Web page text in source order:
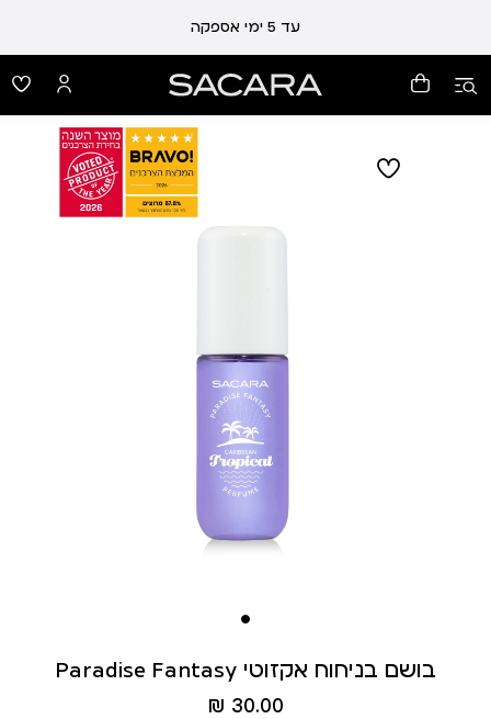
עד 5 ימי אספקה
Paradise Fantasy בושם בניחוח אקזוטי
מחיר30.00 ₪